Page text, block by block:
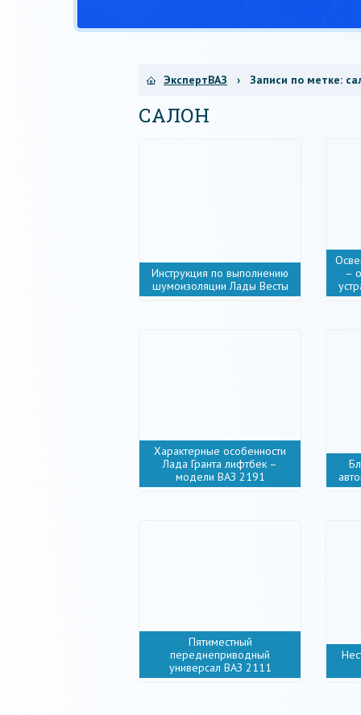
ЭкспертВАЗ › Записи по метке:
САЛОН
Инструкция по выполнению
шумоизоляции Лады Весты
–
Характерные особенности
Лада Гранта лифтбек –
модели ВАЗ 2191
Пятиместный
переднеприводный
универсал ВАЗ 2111